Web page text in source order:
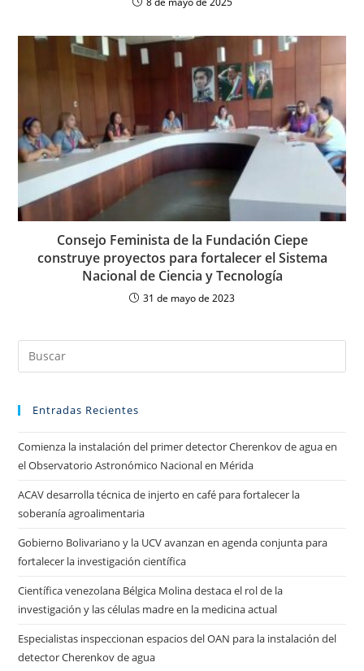
Consejo Feminista de la Fundación Ciepe
construye proyectos para fortalecer el Sistema
Nacional de Ciencia y Tecnología
31 de mayo de 2023
Entradas Recientes
Comienza la instalación del primer detector Cherenkov de agua en
el Observatorio Astronómico Nacional en Mérida
ACAV desarrolla técnica de injerto en café para fortalecer la
soberanía agroalimentaria
Gobierno Bolivariano y la UCV avanzan en agenda conjunta para
fortalecer la investigación científica
Científica venezolana Bélgica Molina destaca el rol de la
investigación y las células madre en la medicina actual
Especialistas inspeccionan espacios del OAN para la instalación del
detector Cherenkov de agua